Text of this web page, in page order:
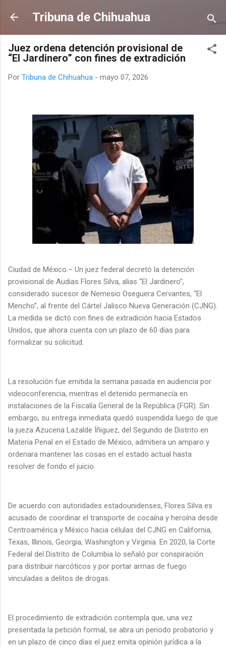
Ir al contenido principal
Tribuna de Chihuahua
Juez ordena detención provisional de
“El Jardinero” con fines de extradición
Por Tribuna de Chihuahua - mayo 07, 2026
Ciudad de México.– Un juez federal decretó la detención
provisional de Audias Flores Silva, alias “El Jardinero”,
considerado sucesor de Nemesio Oseguera Cervantes, “El
Mencho”, al frente del Cártel Jalisco Nueva Generación (CJNG).
La medida se dictó con fines de extradición hacia Estados
Unidos, que ahora cuenta con un plazo de 60 días para
formalizar su solicitud.
La resolución fue emitida la semana pasada en audiencia por
videoconferencia, mientras el detenido permanecía en
instalaciones de la Fiscalía General de la República (FGR). Sin
embargo, su entrega inmediata quedó suspendida luego de que
la jueza Azucena Lazalde Íñiguez, del Segundo de Distrito en
Materia Penal en el Estado de México, admitiera un amparo y
ordenara mantener las cosas en el estado actual hasta
resolver de fondo el juicio.
De acuerdo con autoridades estadounidenses, Flores Silva es
acusado de coordinar el transporte de cocaína y heroína desde
Centroamérica y México hacia células del CJNG en California,
Texas, Illinois, Georgia, Washington y Virginia. En 2020, la Corte
Federal del Distrito de Columbia lo señaló por conspiración
para distribuir narcóticos y por portar armas de fuego
vinculadas a delitos de drogas.
El procedimiento de extradición contempla que, una vez
presentada la petición formal, se abra un periodo probatorio y
en un plazo de cinco días el juez emita opinión jurídica a la